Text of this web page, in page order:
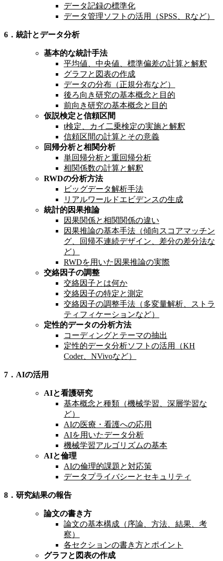
データ記録の標準化
データ管理ソフトの活用（SPSS、Rなど）
6．統計とデータ分析
基本的な統計手法
平均値、中央値、標準偏差の計算と解釈
グラフと図表の作成
データの分布（正規分布など）
後ろ向き研究の基本概念と目的
前向き研究の基本概念と目的
仮説検定と信頼区間
t検定、カイ二乗検定の実施と解釈
信頼区間の計算とその意義
回帰分析と相関分析
単回帰分析と重回帰分析
相関係数の計算と解釈
RWDの分析方法
ビッグデータ解析手法
リアルワールドエビデンスの生成
統計的因果推論
因果関係と相関関係の違い
因果推論の基本手法（傾向スコアマッチン
グ、回帰不連続デザイン、差分の差分法な
ど）
RWDを用いた因果推論の実際
交絡因子の調整
交絡因子とは何か
交絡因子の特定と測定
交絡因子の調整手法（多変量解析、ストラ
ティフィケーションなど）
定性的データの分析方法
コーディングとテーマの抽出
定性的データ分析ソフトの活用（KH
Coder、NVivoなど）
7．AIの活用
AIと看護研究
基本概念と種類（機械学習、深層学習な
ど）
AIの医療・看護への応用
AIを用いたデータ分析
機械学習アルゴリズムの基本
AIと倫理
AIの倫理的課題と対応策
データプライバシーとセキュリティ
8．研究結果の報告
論文の書き方
論文の基本構成（序論、方法、結果、考
察）
各セクションの書き方とポイント
グラフと図表の作成